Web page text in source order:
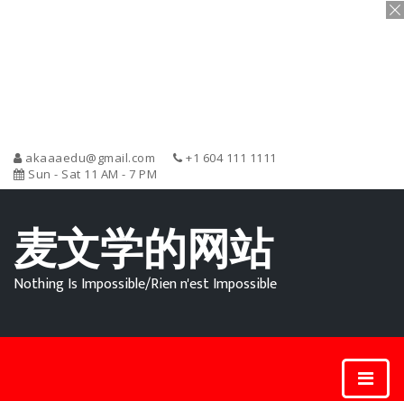
akaaaedu@gmail.com
+1 604 111 1111
Sun - Sat 11 AM - 7 PM
麦文学的网站
Nothing Is Impossible/Rien n'est Impossible